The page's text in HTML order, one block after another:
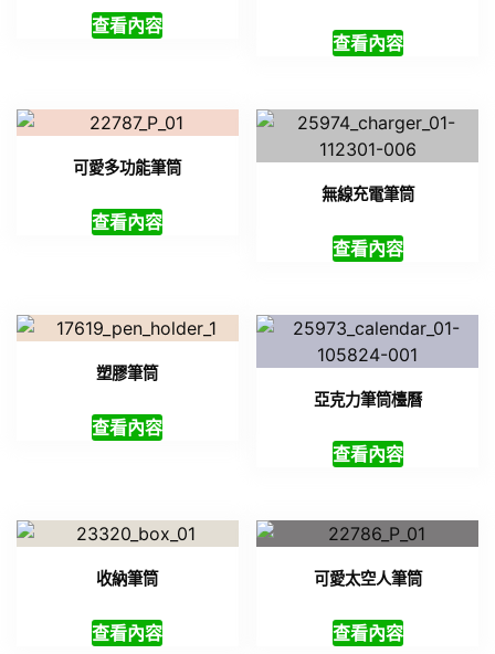
查看內容
查看內容
可愛多功能筆筒
查看內容
無線充電筆筒
查看內容
塑膠筆筒
查看內容
亞克力筆筒檯曆
查看內容
收納筆筒
查看內容
可愛太空人筆筒
查看內容